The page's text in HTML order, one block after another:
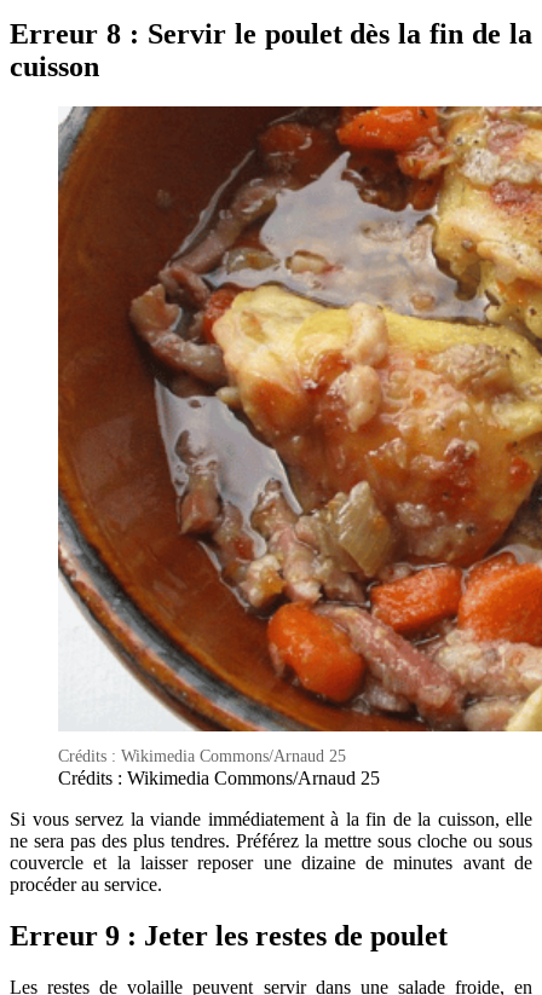
Erreur 8 : Servir le poulet dès la fin de la
cuisson
Crédits : Wikimedia Commons/Arnaud 25
Crédits : Wikimedia Commons/Arnaud 25
Si vous servez la viande immédiatement à la fin de la cuisson, elle
ne sera pas des plus tendres. Préférez la mettre sous cloche ou sous
couvercle et la laisser reposer une dizaine de minutes avant de
procéder au service.
Erreur 9 : Jeter les restes de poulet
Les restes de volaille peuvent servir dans une salade froide, en